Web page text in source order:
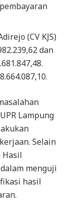
(CV KJS)
dan
Lampung
Selain
Hasil
menguji
hasil